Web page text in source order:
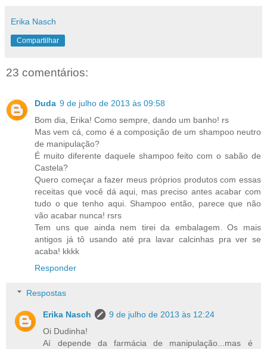
Erika Nasch
Compartilhar
23 comentários:
Duda 9 de julho de 2013 às 09:58
Bom dia, Erika! Como sempre, dando um banho! rs
Mas vem cá, como é a composição de um shampoo neutro
de manipulação?
É muito diferente daquele shampoo feito com o sabão de
Castela?
Quero começar a fazer meus próprios produtos com essas
receitas que você dá aqui, mas preciso antes acabar com
tudo o que tenho aqui. Shampoo então, parece que não
vão acabar nunca! rsrs
Tem uns que ainda nem tirei da embalagem. Os mais
antigos já tô usando até pra lavar calcinhas pra ver se
acaba! kkkk
Responder
Respostas
Erika Nasch
9 de julho de 2013 às 12:24
Oi Dudinha!
Aí depende da farmácia de manipulação...mas é